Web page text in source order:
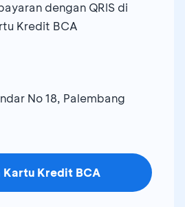
dengan QRIS di
Kredit BCA
No 18, Palembang
Kartu Kredit BCA